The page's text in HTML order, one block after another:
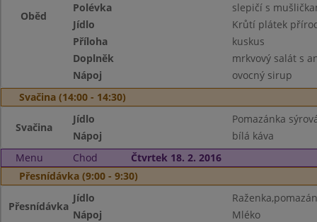
Oběd
Polévka
slepičí s
Jídlo
Krůtí plátek
Příloha
kuskus
Doplněk
mrkvový salát s
Nápoj
ovocný sirup
Svačina (14:00 - 14:30)
Svačina
Jídlo
Pomazánka
Nápoj
bílá káva
Menu
Chod
Čtvrtek 18. 2. 2016
Přesnídávka (9:00 - 9:30)
Přesnídávka
Jídlo
Nápoj
Mléko